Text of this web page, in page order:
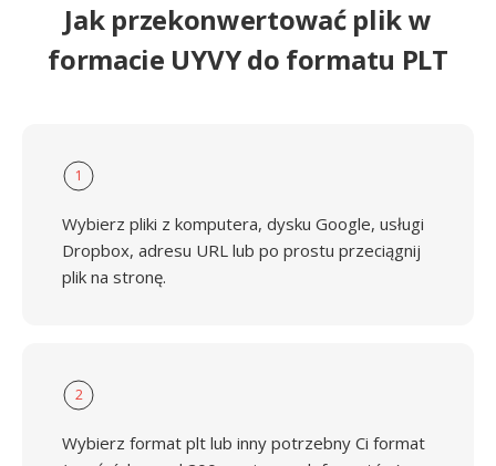
Jak przekonwertować plik w
formacie UYVY do formatu PLT
1
Wybierz pliki z komputera, dysku Google, usługi
Dropbox, adresu URL lub po prostu przeciągnij
plik na stronę.
2
Wybierz format plt lub inny potrzebny Ci format